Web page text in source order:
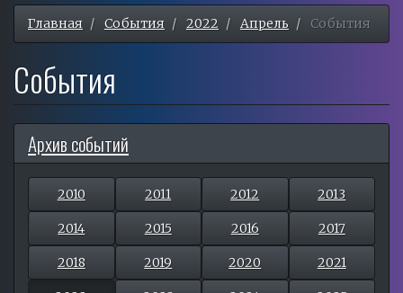
Главная События 2022 Апрель События
События
Архив событий
2010 2011 2012 2013
2014 2015 2016 2017
2018 2019 2020 2021